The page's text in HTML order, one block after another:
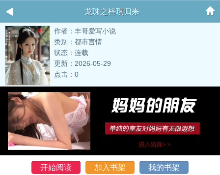
龙珠之梓琪归来
作者：丰哥爱写小说
类别：都市言情
状态：连载
更新：2026-05-29
点击：0
开始阅读 加入书架 我的书架